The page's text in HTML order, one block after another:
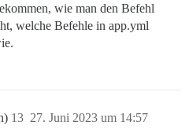
wie man den Befehl
welche Befehle in app.yml
27. Juni 2023 um 14:57
13